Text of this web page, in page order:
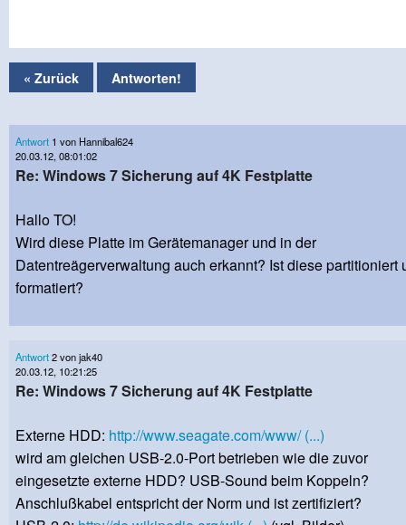
« Zurück Antworten!
Antwort 1 von Hannibal624
20.03.12, 08:01:02
Re: Windows 7 Sicherung auf 4K Festplatte
Hallo TO!
Wird diese Platte im Gerätemanager und in der
Datentreägerverwaltung auch erkannt? Ist diese partitioniert
formatiert?
Antwort2 von jak40
20.03.12, 10:21:25
Re: Windows 7 Sicherung auf 4K Festplatte
Externe HDD: http://www.seagate.com/www/ (...)
wird am gleichen USB-2.0-Port betrieben wie die zuvor
eingesetzte externe HDD? USB-Sound beim Koppeln?
Anschlußkabel entspricht der Norm und ist zertifiziert?